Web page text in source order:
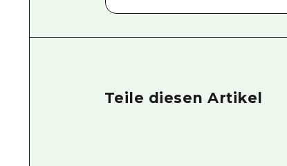
Teile diesen Artikel